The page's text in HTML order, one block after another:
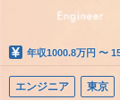
年収1000.8万円 〜
エンジニア 東京